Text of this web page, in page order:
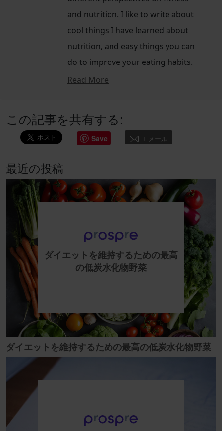
and nutrition. I like to write about
cool things I have learned about
nutrition, and easy things you can
do to improve your eating habits.
Read More
この記事を共有する:
Save E メール
最近の投稿
ダイエットを維持するための最高
の低炭水化物野菜
ダイエットを維持するための最高の低炭水化物野菜